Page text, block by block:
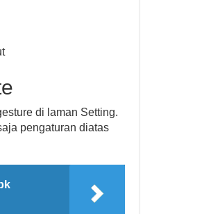
di laman Setting.
pengaturan diatas